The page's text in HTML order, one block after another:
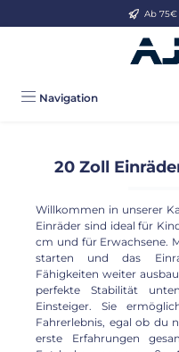
Zum Hauptinhalt springenAb 75€
Navigation
20 Zoll
Willkommen in unserer
Einräder sind ideal für
cm und für Erwachsene.
starten und das
Fähigkeiten weiter
perfekte Stabilität
Einsteiger. Sie
Fahrerlebnis, egal ob du
erste Erfahrungen